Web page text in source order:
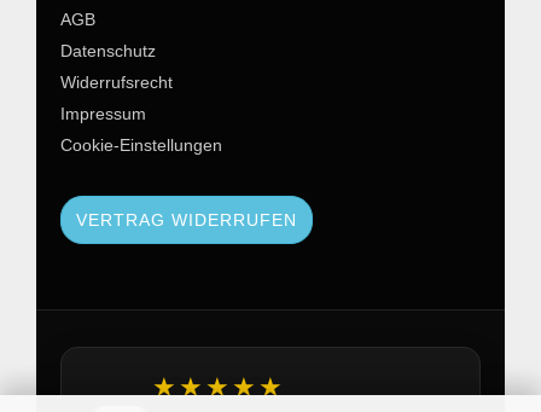
AGB
Datenschutz
Widerrufsrecht
Impressum
Cookie-Einstellungen
VERTRAG WIDERRUFEN
★★★★★